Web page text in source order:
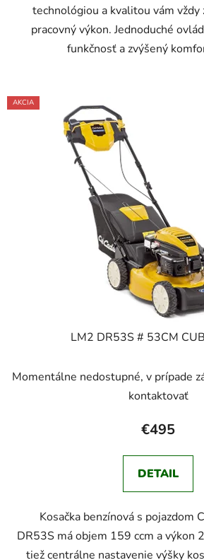
technológiou a kvalitou vám vždy
pracovný výkon. Jednoduché
funkčnosť a zvýšený
AKCIA
LM2 DR53S # 53CM
Momentálne nedostupné, v prípade
kontaktovať
€495
DETAIL
Kosačka benzínová s pojazdom
DR53S má objem 159 ccm a výkon
tiež centrálne nastavenie výšky